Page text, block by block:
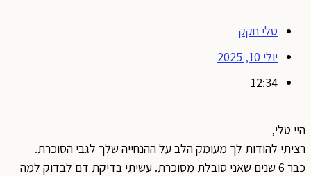
טלי חקק
יולי 10, 2025
12:34
היי טלי,
רציתי להודות לך מעומק הלב על ההנחייה שלך לגבי הסוכרת.
כבר 6 שנים שאני סובלת מסוכרת. עשיתי בדיקת דם לבדוק למה